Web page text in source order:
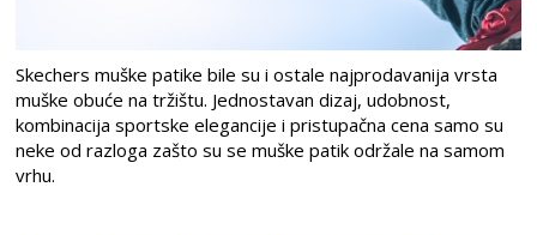
Skechers muške patike bile su i ostale najprodavanija vrsta
muške obuće na tržištu. Jednostavan dizaj, udobnost,
kombinacija sportske elegancije i pristupačna cena samo su
neke od razloga zašto su se muške patik održale na samom
vrhu.